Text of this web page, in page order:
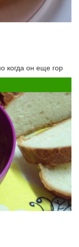
когда он еще гор